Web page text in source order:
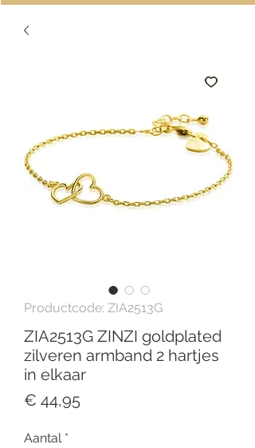
Productcode: ZIA2513G
ZIA2513G ZINZI goldplated
zilveren armband 2 hartjes
in elkaar
€ 44,95Prijs
Aantal *